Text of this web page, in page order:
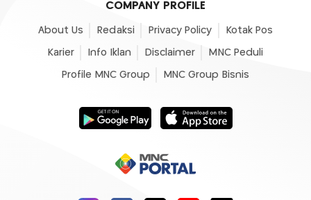
COMPANY PROFILE
About Us Redaksi Privacy Policy Kotak Pos
Karier Info Iklan Disclaimer MNC Peduli
Profile MNC Group MNC Group Bisnis